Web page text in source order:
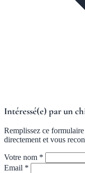
Intéressé(e) par un
Remplissez ce
directement et vous
Votre nom *
Email *